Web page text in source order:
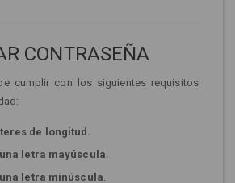
CONTRASEÑA
cumplir con los siguientes requisitos
de longitud.
una letra mayúscula.
una letra minúscula.